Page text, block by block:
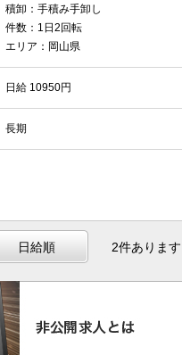
積卸：手積み手卸し
件数：1日2回転
エリア：岡山県
日給 10950円
長期
日給順 2件ありま